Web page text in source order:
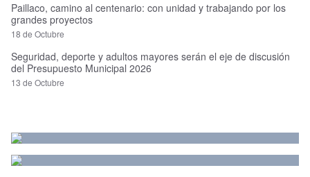
Paillaco, camino al centenario: con unidad y trabajando por los
grandes proyectos
18 de Octubre
Seguridad, deporte y adultos mayores serán el eje de discusión
del Presupuesto Municipal 2026
13 de Octubre